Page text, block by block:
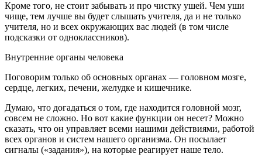
Кроме того, не стоит забывать и про чистку ушей. Чем уши
чище, тем лучше вы будет слышать учителя, да и не только
учителя, но и всех окружающих вас людей (в том числе
подсказки от одноклассников).
Внутренние органы человека
Поговорим только об основных органах — головном мозге,
сердце, легких, печени, желудке и кишечнике.
Думаю, что догадаться о том, где находится головной мозг,
совсем не сложно. Но вот какие функции он несет? Можно
сказать, что он управляет всеми нашими действиями, работой
всех органов и систем нашего организма. Он посылает
сигналы («задания»), на которые реагирует наше тело.